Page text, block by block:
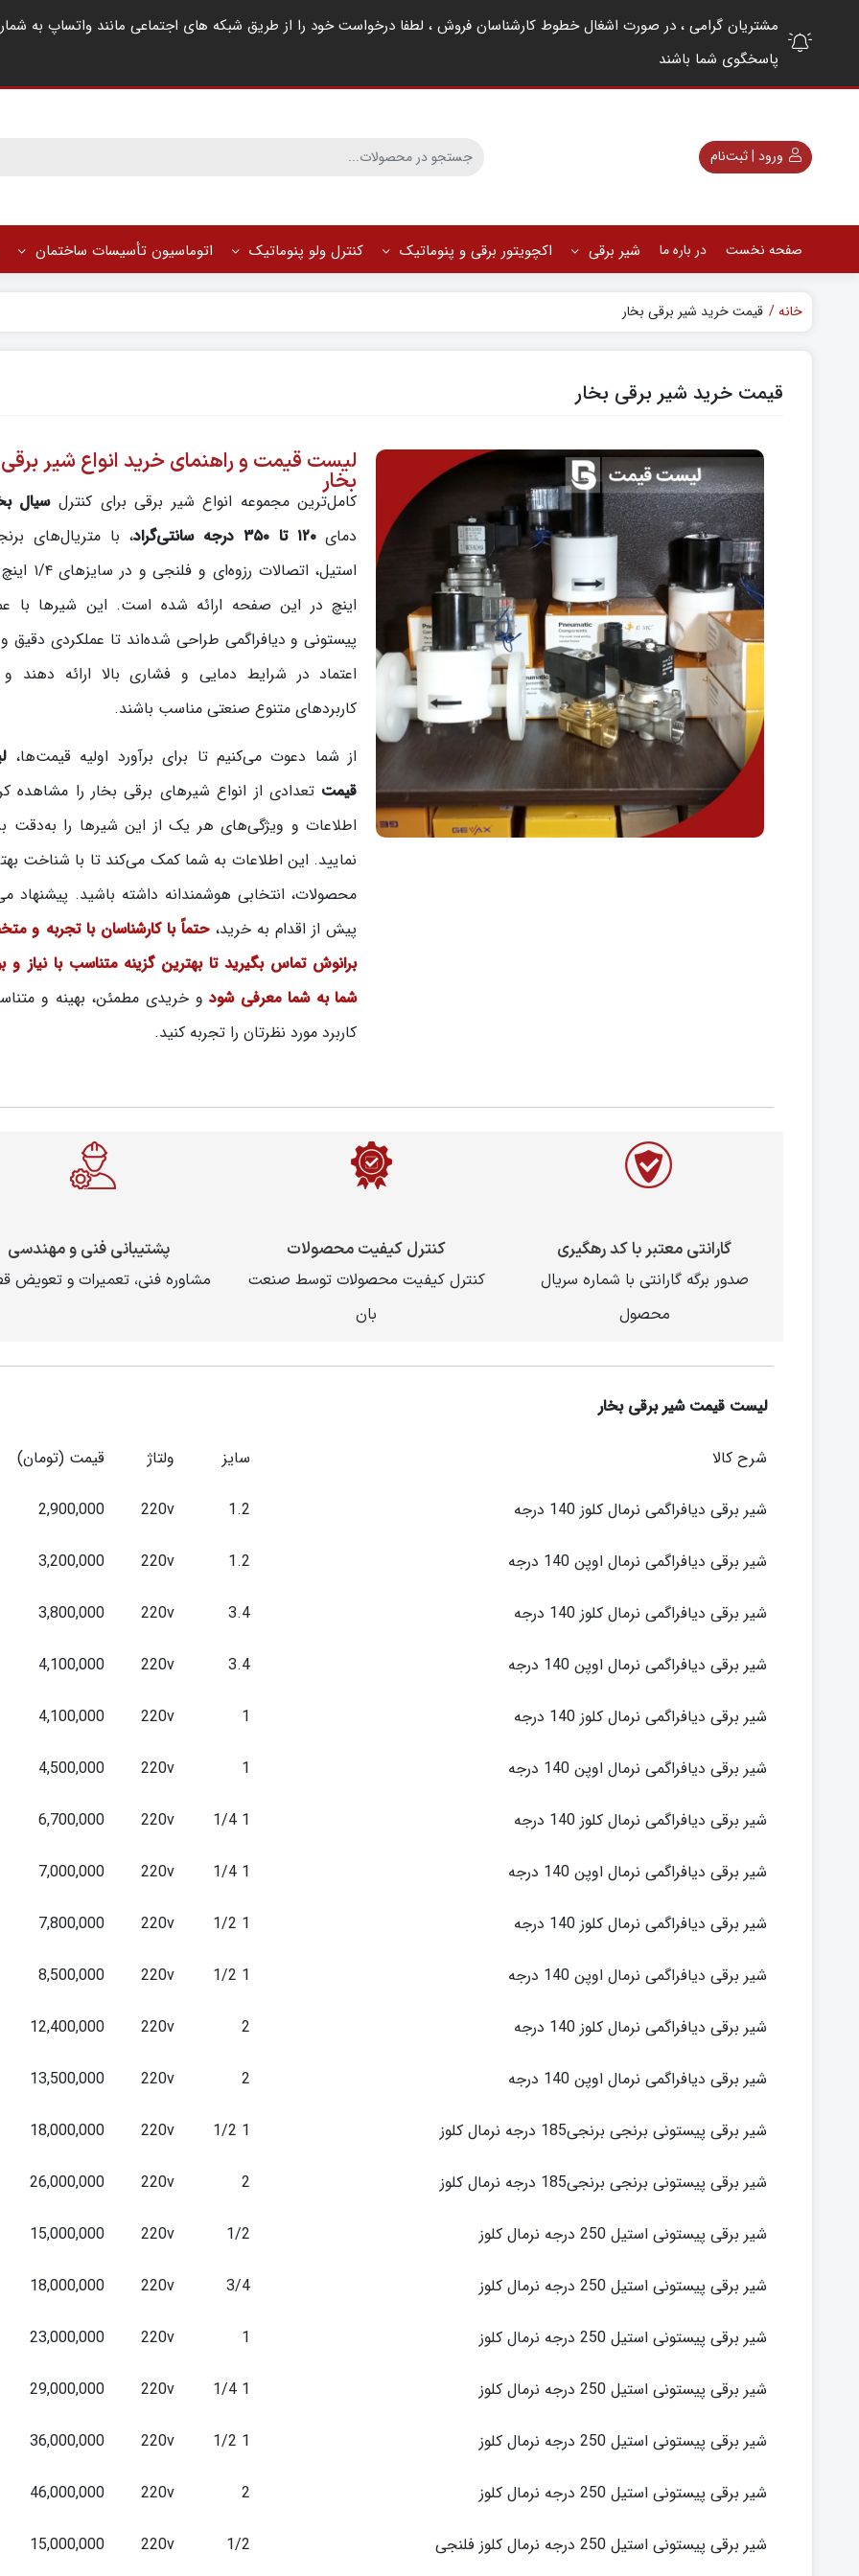
پاسخگوی شما باشند
ورود | ثبت‌نام
صفحه نخست در باره ما شیر برقی اکچویتور برقی و پنوماتیک کنترل ولو پنوماتیک اتوماسیون تأسیسات ساختمان
خانه قیمت خرید شیر برقی بخار
قیمت خرید شیر برقی بخار
لیست قیمت و راهنمای خرید انواع شیر برقی
بخار
کامل‌ترین مجموعه انواع شیر برقی برای کنترلسیال
دمای۱۲۰ تا ۳۵۰ درجه سانتی‌گراد
، با متریال‌های
اینچ در این صفحه ارائه شده است. این شیرها با
پیستونی و دیافراگمی طراحی شده‌اند تا عملکردی دقیق
اعتماد در شرایط دمایی و فشاری بالا ارائه دهند و
کاربردهای متنوع صنعتی مناسب باشند.
از شما دعوت می‌کنیم تا برای برآورد اولیه قیمت‌ها،
قیمت تعدادی از انواع شیرهای برقی بخار را مشاهده
اطلاعات و ویژگی‌های هر یک از این شیرها را به‌دقت
نمایید. این اطلاعات به شما کمک می‌کند تا با شناخت
محصولات، انتخابی هوشمندانه داشته باشید. پیشنهاد
پیش از اقدام به خرید،حتماً با کارشناسان با تجربه و
برانوش تماس بگیرید تا بهترین گزینه متناسب با نیاز و
شما به شما معرفی شودو خریدی مطمئن، بهینه و
کاربرد مورد نظرتان را تجربه کنید.
گارانتی معتبر با کد رهگیری
صدور برگه گارانتی با شماره سریال
محصول
کنترل کیفیت محصولات
کنترل کیفیت محصولات توسط صنعت
بان
پشتیبانی فنی و مهندسی
مشاوره فنی، تعمیرات و تعویض
لیست قیمت شیر برقی بخار
شرح کالا سایز ولتاژ قیمت (تومان)
شیر برقی دیافراگمی نرمال کلوز 140 درجه 1.2
220v
2,900,000
شیر برقی دیافراگمی نرمال اوپن 140 درجه 1.2
220v
3,200,000
شیر برقی دیافراگمی نرمال کلوز 140 درجه 3.4
220v
3,800,000
شیر برقی دیافراگمی نرمال اوپن 140 درجه 3.4
220v
4,100,000
شیر برقی دیافراگمی نرمال کلوز 140 درجه 1
220v
4,100,000
شیر برقی دیافراگمی نرمال اوپن 140 درجه 1
220v
4,500,000
شیر برقی دیافراگمی نرمال کلوز 140 درجه 1 1/4
220v
6,700,000
شیر برقی دیافراگمی نرمال اوپن 140 درجه 1 1/4
220v
7,000,000
شیر برقی دیافراگمی نرمال کلوز 140 درجه 1 1/2
220v
7,800,000
شیر برقی دیافراگمی نرمال اوپن 140 درجه 1 1/2
220v
8,500,000
شیر برقی دیافراگمی نرمال کلوز 140 درجه 2
220v
12,400,000
شیر برقی دیافراگمی نرمال اوپن 140 درجه 2
220v
13,500,000
شیر برقی پیستونی برنجی برنجی185 درجه نرمال کلوز 1 1/2
220v
18,000,000
شیر برقی پیستونی برنجی برنجی185 درجه نرمال کلوز 2
220v
26,000,000
شیر برقی پیستونی استیل 250 درجه نرمال کلوز 1/2
220v
15,000,000
شیر برقی پیستونی استیل 250 درجه نرمال کلوز 3/4
220v
18,000,000
شیر برقی پیستونی استیل 250 درجه نرمال کلوز 1
220v
23,000,000
شیر برقی پیستونی استیل 250 درجه نرمال کلوز 1 1/4
220v
29,000,000
شیر برقی پیستونی استیل 250 درجه نرمال کلوز 1 1/2
220v
36,000,000
شیر برقی پیستونی استیل 250 درجه نرمال کلوز 2
220v
46,000,000
شیر برقی پیستونی استیل 250 درجه نرمال کلوز فلنجی 1/2
220v
15,000,000